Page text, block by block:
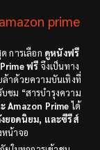
prime
การเลือก ดูหนังฟรี
ฟรี จึงเป็นทาง
าด้วยความบันเทิงที่
ชม “สารบำรุงความ
Primeได้
ยอดนิยม, และซีรีส์
น้าจอ